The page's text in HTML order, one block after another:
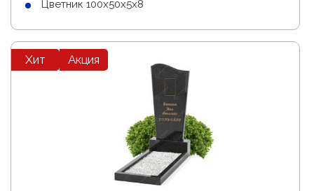
Цветник 100х50х5х8
Хит Акция